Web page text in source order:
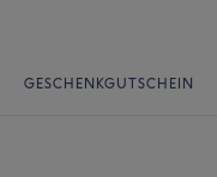
GESCHENKGUTSCHEIN